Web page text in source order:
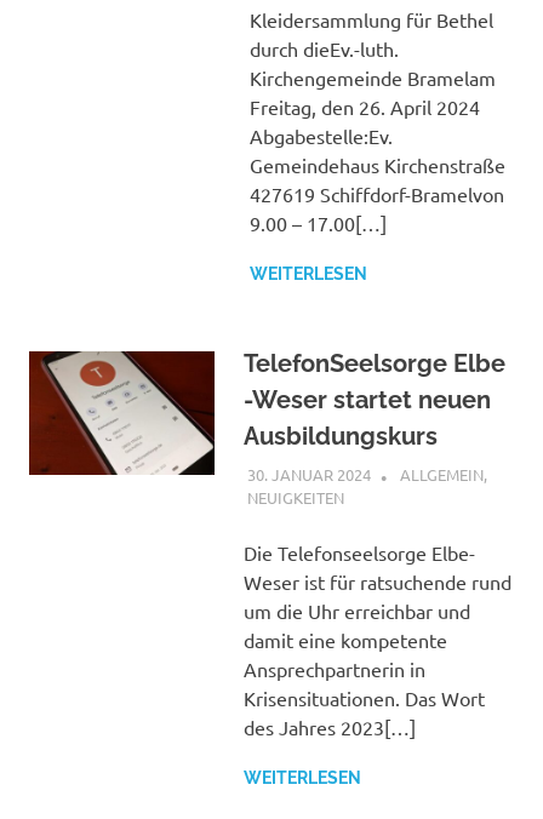
Kleidersammlung für Bethel
durch dieEv.-luth.
Kirchengemeinde Bramelam
Freitag, den 26. April 2024
Abgabestelle:Ev.
Gemeindehaus Kirchenstraße
427619 Schiffdorf-Bramelvon
9.00 – 17.00[…]
WEITERLESEN
TelefonSeelsorge Elbe
-Weser startet neuen
Ausbildungskurs
30. JANUAR 2024 SHAGGY
ALLGEMEIN,
NEUIGKEITEN
Die Telefonseelsorge Elbe-
Weser ist für ratsuchende rund
um die Uhr erreichbar und
damit eine kompetente
Ansprechpartnerin in
Krisensituationen. Das Wort
des Jahres 2023[…]
WEITERLESEN